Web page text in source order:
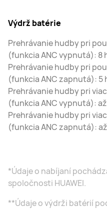
Výdrž batérie
Prehrávanie hudby pri
(funkcia ANC vypnutá): 8
Prehrávanie hudby pri
(funkcia ANC zapnutá): 5
Prehrávanie hudby pri
(funkcia ANC vypnutá):
Prehrávanie hudby pri
(funkcia ANC zapnutá):
*Údaje o nabíjaní
spoločnosti HUAWEI.
**Údaje o výdrži batérií